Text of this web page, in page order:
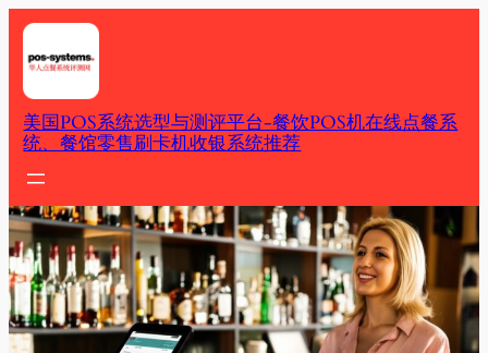
Skip
content
美国POS系统选型与测评平台-餐饮POS机在线点餐系
统、餐馆零售刷卡机收银系统推荐